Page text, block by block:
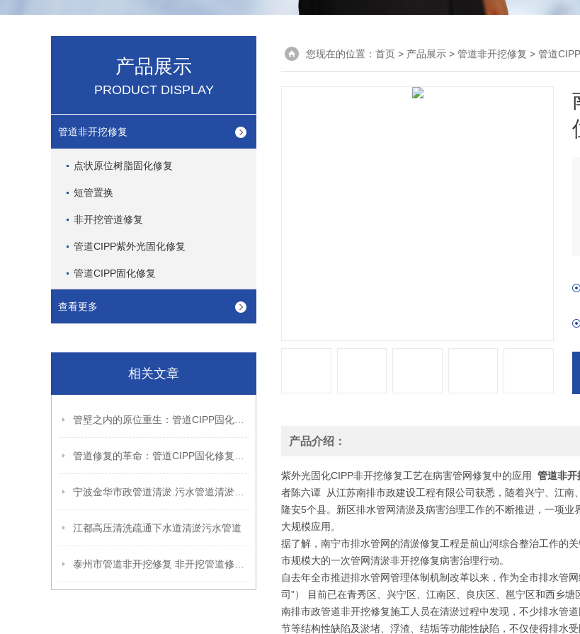
产品展示
PRODUCT DISPLAY
管道非开挖修复
点状原位树脂固化修复
短管置换
非开挖管道修复
管道CIPP紫外光固化修复
管道CIPP固化修复
查看更多
相关文章
江都高压清洗疏通下水道清淤污水管道
您现在的位置： 首页 > 产品展示 > 管道非开挖修复 > 管道
产品介绍：
紫外光固化CIPP非开挖修复工艺在病害管网修复中的应用 管道非
者陈六谭 从江苏南排市政建设工程有限公司获悉，随着兴宁、江南
隆安5个县。新区排水管网清淤及病害治理工作的不断推进，一项
大规模应用。
据了解，南宁市排水管网的清淤修复工程是前山河综合整治工作的
市规模大的一次管网清淤非开挖修复病害治理行动。
自去年全市推进排水管网管理体制机制改革以来，作为全市排水管
司”） 目前已在青秀区、兴宁区、江南区、良庆区、邕宁区和西乡塘
南排市政管道非开挖修复施工人员在清淤过程中发现，不少排水管
节等结构性缺陷及淤堵、浮渣、结垢等功能性缺陷，不仅使得排水